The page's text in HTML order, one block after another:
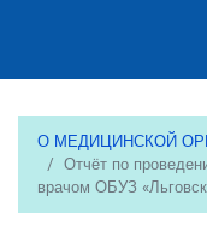
О МЕДИЦИНСКОЙ
Отчёт по
врачом ОБУЗ